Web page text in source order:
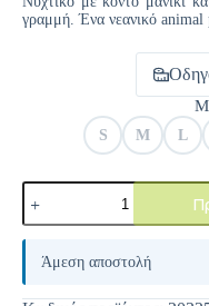
γραμμή. Ένα νεανικό animal
S M L
A
e
Άμεση αποστολή